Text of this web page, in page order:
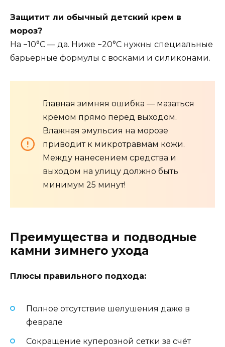
Защитит ли обычный детский крем в
мороз?
На −10°C — да. Ниже −20°C нужны специальные
барьерные формулы с восками и силиконами.
Главная зимняя ошибка — мазаться
кремом прямо перед выходом.
Влажная эмульсия на морозе
приводит к микротравмам кожи.
Между нанесением средства и
выходом на улицу должно быть
минимум 25 минут!
Преимущества и подводные
камни зимнего ухода
Плюсы правильного подхода:
Полное отсутствие шелушения даже в
феврале
Сокращение куперозной сетки за счёт